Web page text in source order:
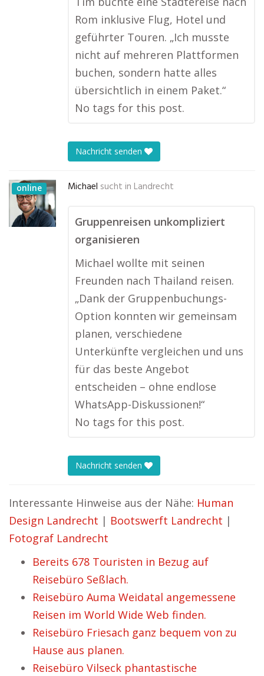
Rom inklusive Flug, Hotel und
geführter Touren. „Ich musste
nicht auf mehreren Plattformen
buchen, sondern hatte alles
übersichtlich in einem Paket.“
No tags for this post.
Nachricht senden
online Michael sucht in Landrecht
Gruppenreisen unkompliziert
organisieren
Michael wollte mit seinen
Freunden nach Thailand reisen.
„Dank der Gruppenbuchungs-
Option konnten wir gemeinsam
planen, verschiedene
Unterkünfte vergleichen und uns
für das beste Angebot
entscheiden – ohne endlose
WhatsApp-Diskussionen!“
No tags for this post.
Nachricht senden
Interessante Hinweise aus der Nähe: Human
Design Landrecht | Bootswerft Landrecht |
Fotograf Landrecht
Bereits 678 Touristen in Bezug auf
Reisebüro Seßlach.
Reisebüro Auma Weidatal angemessene
Reisen im World Wide Web finden.
Reisebüro Friesach ganz bequem von zu
Hause aus planen.
Reisebüro Vilseck phantastische